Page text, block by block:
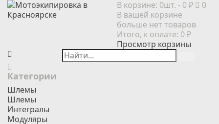
В корзине: 0шт. - 0 ₽
0
В вашей корзине
больше нет товаров
Итого, к оплате: 0 ₽
Просмотр корзины
Категории
Шлемы
Шлемы
Интегралы
Модуляры